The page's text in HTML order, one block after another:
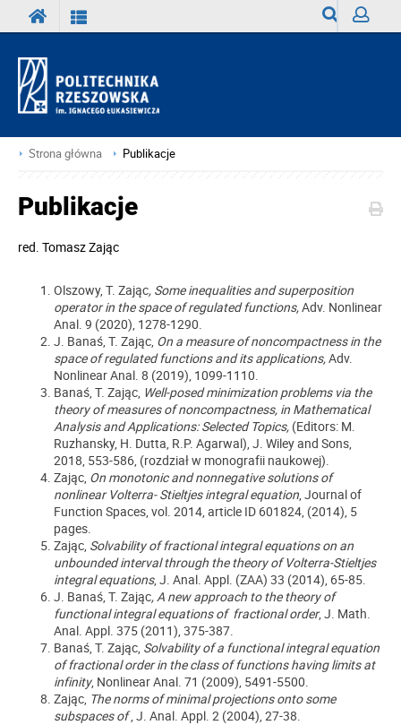
Strona główna Publikacje
Publikacje
red. Tomasz Zając
Olszowy, T. Zając, Some inequalities and superposition
operator in the space of regulated functions,Adv. Nonlinear
Anal. 9 (2020), 1278-1290.
J. Banaś, T. Zając, On a measure of noncompactness in the
space of regulated functions and its applications,Adv.
Nonlinear Anal. 8 (2019), 1099-1110.
Banaś, T. Zając, Well-posed minimization problems via the
theory of measures of noncompactness, in Mathematical
Analysis and Applications: Selected Topics, (Editors: M.
Ruzhansky, H. Dutta, R.P. Agarwal), J. Wiley and Sons,
2018, 553-586, (rozdział w monografii naukowej).
Zając, On monotonic and nonnegative solutions of
nonlinear Volterra- Stieltjes integral equation, Journal of
Function Spaces, vol. 2014, article ID 601824, (2014), 5
pages.
Zając, Solvability of fractional integral equations on an
unbounded interval through the theory of Volterra-Stieltjes
integral equations, J. Anal. Appl. (ZAA) 33 (2014), 65-85.
J. Banaś, T. Zając, A new approach to the theory of
functional integral equations of fractional order, J. Math.
Anal. Appl. 375 (2011), 375-387.
Banaś, T. Zając, Solvability of a functional integral equation
of fractional order in the class of functions having limits at
infinity, Nonlinear Anal. 71 (2009), 5491-5500.
Zając, The norms of minimal projections onto some
subspaces of, J. Anal. Appl. 2 (2004), 27-38.